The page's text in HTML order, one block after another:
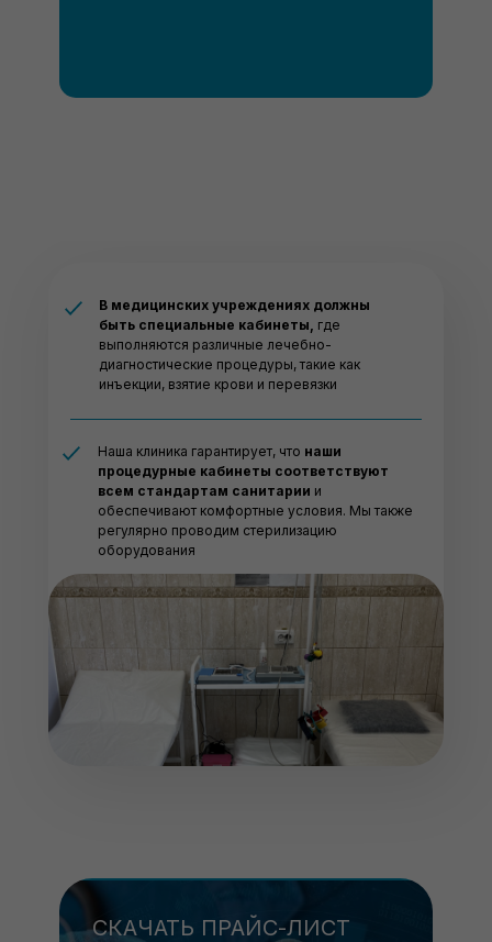
В медицинских учреждениях должны
быть специальные кабинеты, где
выполняются различные лечебно-
диагностические процедуры, такие как
инъекции, взятие крови и перевязки
Наша клиника гарантирует, что наши
процедурные кабинеты соответствуют
всем стандартам санитарии и
обеспечивают комфортные условия. Мы также
регулярно проводим стерилизацию
оборудования
СКАЧАТЬ ПРАЙС-ЛИСТ